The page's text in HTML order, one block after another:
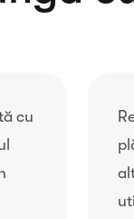
cu